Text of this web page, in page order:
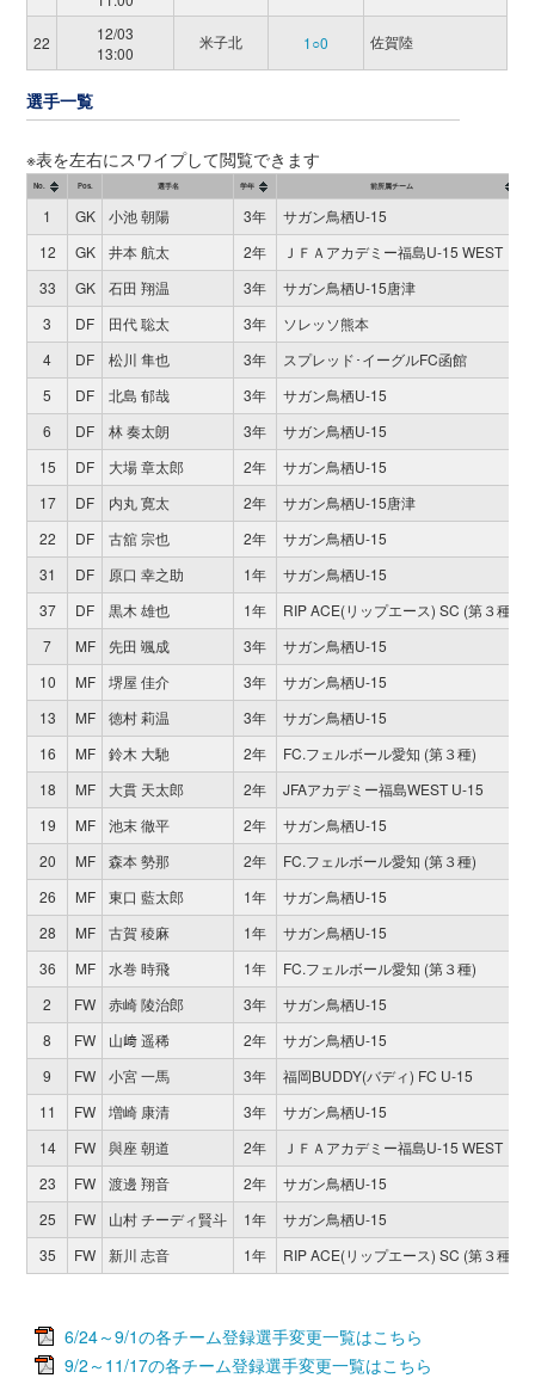
22
12/03
13:00
米子北 1○0 佐賀陸
選手一覧
※表を左右にスワイプして閲覧できます
No. Pos. 選手名 学年 前所属チーム
1 GK 小池 朝陽 3年 サガン鳥栖U-15
12
GK 井本 航太 2年 ＪＦＡアカデミー福島U-15 WEST
33
GK 石田 翔温 3年 サガン鳥栖U-15唐津
3
DF 田代 聡太 3年 ソレッソ熊本
4
DF 松川 隼也 3年 スプレッド･イーグルFC函館
5
DF 北島 郁哉 3年 サガン鳥栖U-15
6
DF 林 奏太朗 3年 サガン鳥栖U-15
15
DF 大場 章太郎 2年 サガン鳥栖U-15
17
DF 内丸 寛太 2年 サガン鳥栖U-15唐津
22
DF 古舘 宗也 2年 サガン鳥栖U-15
31
DF 原口 幸之助 1年 サガン鳥栖U-15
37
DF 黒木 雄也 1年 RIP ACE(リップエース) SC (第３種)
7
MF 先田 颯成 3年 サガン鳥栖U-15
10
MF 堺屋 佳介 3年 サガン鳥栖U-15
13
MF 徳村 莉温 3年 サガン鳥栖U-15
16
MF 鈴木 大馳 2年 FC.フェルボール愛知 (第３種)
18
MF 大貫 天太郎 2年 JFAアカデミー福島WEST U-15
19
MF 池末 徹平 2年 サガン鳥栖U-15
20
MF 森本 勢那 2年 FC.フェルボール愛知 (第３種)
26
MF 東口 藍太郎 1年 サガン鳥栖U-15
28
MF 古賀 稜麻 1年 サガン鳥栖U-15
36
MF 水巻 時飛 1年 FC.フェルボール愛知 (第３種)
2
FW 赤崎 陵治郎 3年 サガン鳥栖U-15
8
FW 山﨑 遥稀 2年 サガン鳥栖U-15
9
FW 小宮 一馬 3年 福岡BUDDY(バディ) FC U-15
11
FW 増崎 康清 3年 サガン鳥栖U-15
14
FW 與座 朝道 2年 ＪＦＡアカデミー福島U-15 WEST
23
FW 渡邊 翔音 2年 サガン鳥栖U-15
25
FW 山村 チーディ賢斗 1年 サガン鳥栖U-15
35
FW 新川 志音 1年 RIP ACE(リップエース) SC (第３種)
6/24～9/1の各チーム登録選手変更一覧はこちら
9/2～11/17の各チーム登録選手変更一覧はこちら